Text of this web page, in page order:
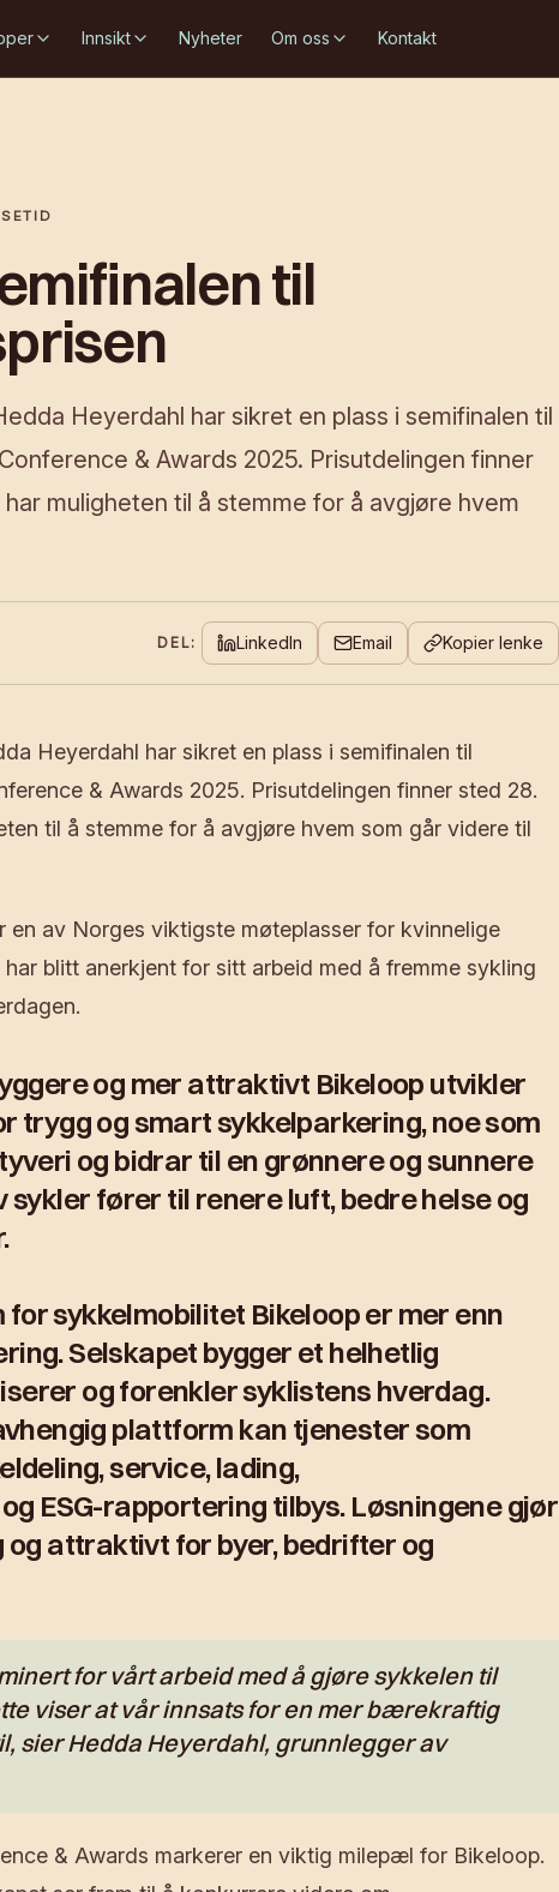
Innsikt Nyheter Om oss Kontakt
til
Heyerdahl har sikret en plass i semifinalen til
& Awards 2025. Prisutdelingen finner
muligheten til å stemme for å avgjøre hvem
DEL: LinkedIn Email Kopier lenke
Heyerdahl har sikret en plass i semifinalen til
& Awards 2025. Prisutdelingen finner sted 28.
til å stemme for å avgjøre hvem som går videre til
en av Norges viktigste møteplasser for kvinnelige
blitt anerkjent for sitt arbeid med å fremme sykling
og mer attraktivt Bikeloop utvikler
trygg og smart sykkelparkering, noe som
og bidrar til en grønnere og sunnere
sykler fører til renere luft, bedre helse og
sykkelmobilitet Bikeloop er mer enn
Selskapet bygger et helhetlig
og forenkler syklistens hverdag.
plattform kan tjenester som
service, lading,
ESG-rapportering tilbys. Løsningene gjør
og attraktivt for byer, bedrifter og
for vårt arbeid med å gjøre sykkelen til
viser at vår innsats for en mer bærekraftig
sier Hedda Heyerdahl, grunnlegger av
& Awards markerer en viktig milepæl for Bikeloop.